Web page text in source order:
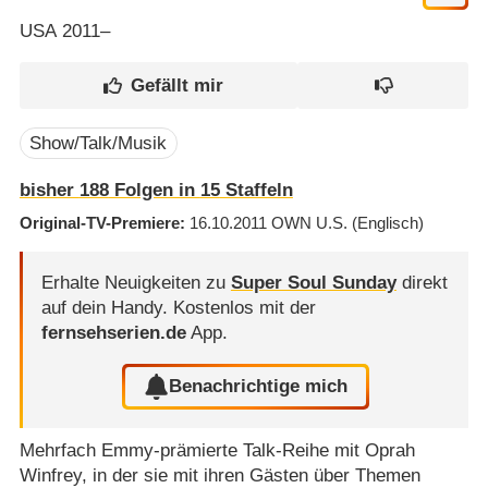
USA2011–
Show/Talk/Musik
bisher 188Folgen in 15Staffeln
Original-TV-Premiere 16.10.2011 OWN U.S. (Englisch)
Erhalte Neuigkeiten zu Super Soul Sundaydirekt
auf dein Handy. Kostenlos mit der
fernsehserien.deApp.
Benachrichtige mich
Mehrfach Emmy-prämierte Talk-Reihe mit Oprah
Winfrey, in der sie mit ihren Gästen über Themen